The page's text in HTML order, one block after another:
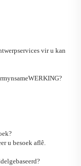
vir u kan
u besoek aflê.